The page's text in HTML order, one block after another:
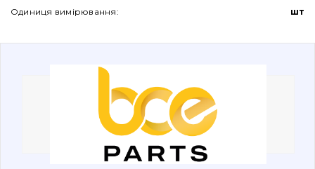
Вакансії
Фільтри та мастильні матеріали
Болти, гайки і елементи кріплення
Одиниця вимірювання: шт